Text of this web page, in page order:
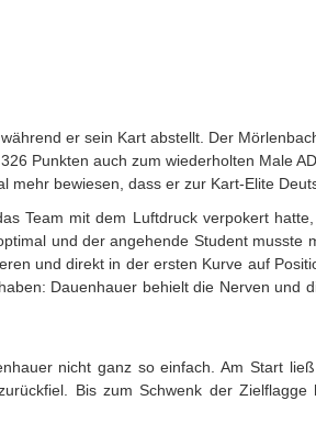
er sein Kart abstellt. Der
Punkten auch zum wiederholten Male
bewiesen, dass er zur Kart-Elite
Team mit dem Luftdruck verpokert
und der angehende Student musste
und direkt in der ersten Kurve auf
Dauenhauer behielt die Nerven und
nicht ganz so einfach. Am Start
Bis zum Schwenk der